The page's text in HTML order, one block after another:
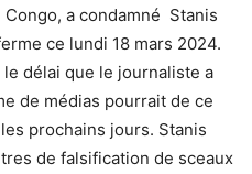
a condamné Stanis
ce lundi 18 mars 2024.
délai que le journaliste a
de médias pourrait de ce
prochains jours. Stanis
de falsification de sceaux